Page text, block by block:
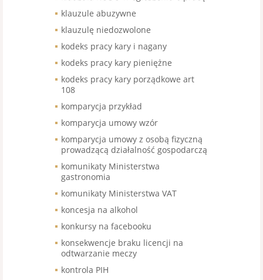
klauzule abuzywne
klauzulę niedozwolone
kodeks pracy kary i nagany
kodeks pracy kary pieniężne
kodeks pracy kary porządkowe art
108
komparycja przykład
komparycja umowy wzór
komparycja umowy z osobą fizyczną
prowadzącą działalność gospodarczą
komunikaty Ministerstwa
gastronomia
komunikaty Ministerstwa VAT
koncesja na alkohol
konkursy na facebooku
konsekwencje braku licencji na
odtwarzanie meczy
kontrola PIH